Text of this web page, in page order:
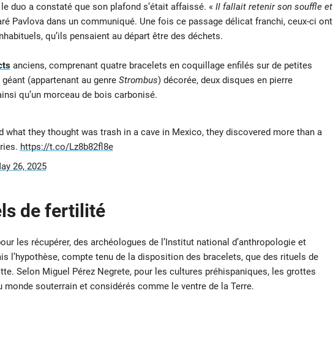
duo a constaté que son plafond s’était affaissé. « Il fallait retenir son souffle et
Pavlova dans un communiqué. Une fois ce passage délicat franchi, ceux-ci ont
qu’ils pensaient au départ être des déchets.
anciens, comprenant quatre bracelets en coquillage enfilés sur de petites
(appartenant au genre Strombus) décorée, deux disques en pierre
qu’un morceau de bois carbonisé.
what they thought was trash in a cave in Mexico, they discovered more than a
https://t.co/Lz8b82fl8e
26, 2025
de fertilité
les récupérer, des archéologues de l’Institut national d’anthropologie et
l’hypothèse, compte tenu de la disposition des bracelets, que des rituels de
Selon Miguel Pérez Negrete, pour les cultures préhispaniques, les grottes
souterrain et considérés comme le ventre de la Terre.